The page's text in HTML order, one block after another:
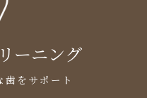
ーニング
歯をサポート